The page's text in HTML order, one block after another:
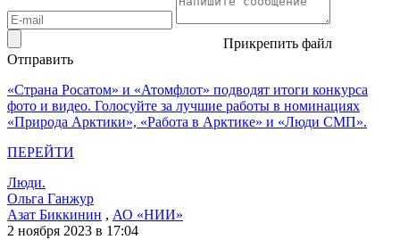
Прикрепить файл
Отправить
«Страна Росатом» и «Атомфлот» подводят итоги конкурса
фото и видео. Голосуйте за лучшие работы в номинациях
«Природа Арктики», «Работа в Арктике» и «Люди СМП».
ПЕРЕЙТИ
Люди.
Ольга Ганжур
Азат Биккинин , АО «НИИ»
2 ноября 2023 в 17:04